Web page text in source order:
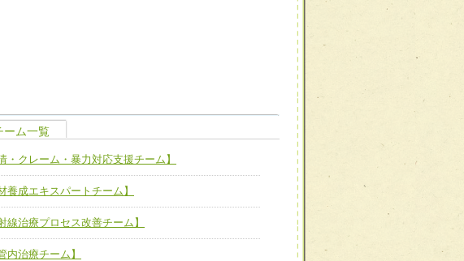
能力拡大・向上
拡大・向上させ、新たな可能性を広げる
のマネジメントおよび効果的な指導ができる
・クレーム・暴力対応支援チーム】
養成エキスパートチーム】
ーム一覧
・クレーム・暴力対応支援チーム】
養成エキスパートチーム】
線治療プロセス改善チーム】
内治療チーム】